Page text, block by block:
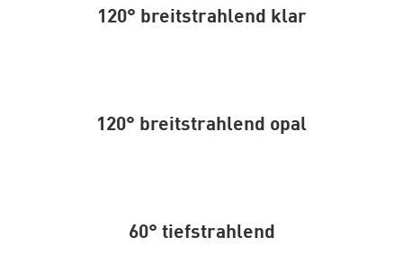
120° breitstrahlend klar
120° breitstrahlend opal
60° tiefstrahlend